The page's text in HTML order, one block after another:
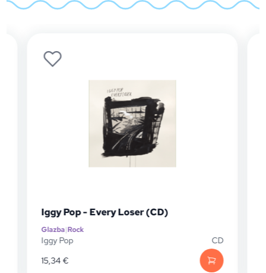
Iggy Pop - Every Loser (CD)
Glazba|Rock
Iggy Pop
CD
15,34€